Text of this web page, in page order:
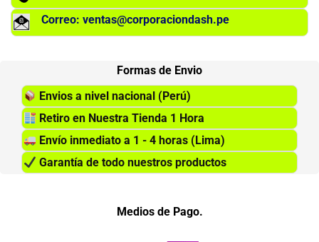
Correo: ventas@corporaciondash.pe
Formas de Envio
Envios a nivel nacional (Perú)
Retiro en Nuestra Tienda 1 Hora
Envío inmediato a 1 - 4 horas (Lima)
Garantía de todo nuestros productos
Medios de Pago.